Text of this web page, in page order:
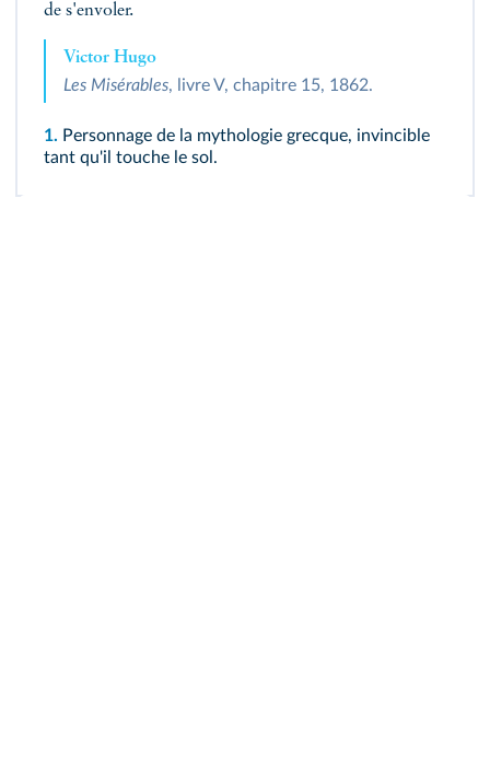
de s'envoler.
Victor Hugo
Les Misérables, livre V, chapitre 15, 1862.
1. Personnage de la mythologie grecque, invincible
tant qu'il touche le sol.